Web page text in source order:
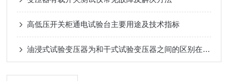
高低压开关柜通电试验台主要用途及技术指标
油浸式试验变压器为和干式试验变压器之间的区别在哪里